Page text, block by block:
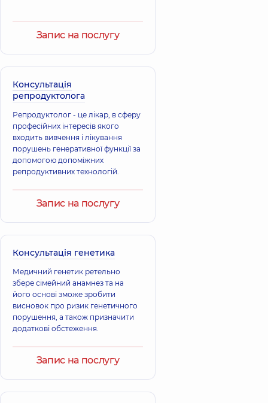
Запис на послугу
Консультація
репродуктолога
Репродуктолог - це лікар, в сферу
професійних інтересів якого
входить вивчення і лікування
порушень генеративної функції за
допомогою допоміжних
репродуктивних технологій.
Запис на послугу
Консультація генетика
Медичний генетик ретельно
збере сімейний анамнез та на
його основі зможе зробити
висновок про ризик генетичного
порушення, а також призначити
додаткові обстеження.
Запис на послугу